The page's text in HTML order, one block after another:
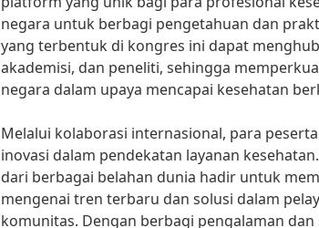
negara untuk berbagi pengetahuan dan
yang terbentuk di kongres ini dapat
akademisi, dan peneliti, sehingga
negara dalam upaya mencapai kesehatan
Melalui kolaborasi internasional, para
inovasi dalam pendekatan layanan
dari berbagai belahan dunia hadir untuk
mengenai tren terbaru dan solusi dalam
komunitas. Dengan berbagi pengalaman